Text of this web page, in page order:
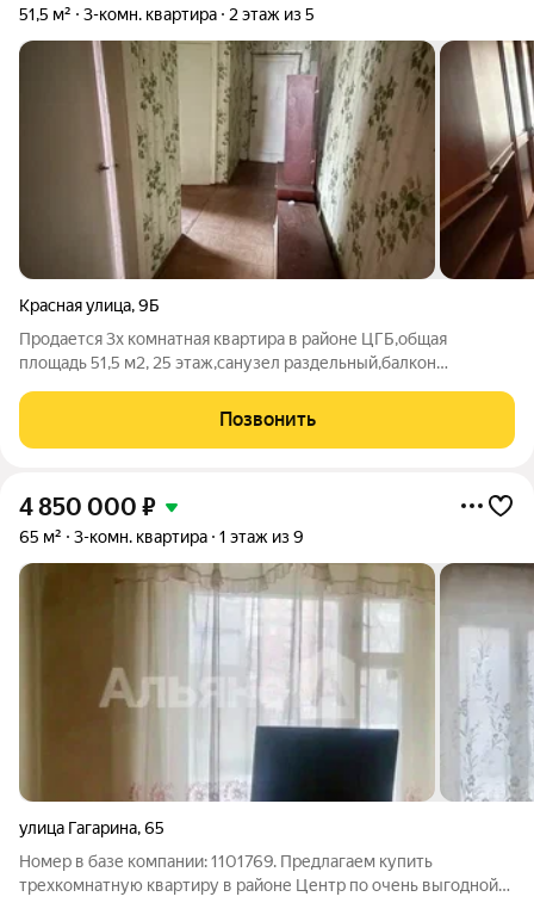
51,5 м² 3-комн. квартира 2 этаж из 5
Красная улица,9Б
Продается 3х комнатная квартира в районе ЦГБ,общая
площадь 51,5 м2, 25 этаж,санузел раздельный,балкон
Позвонить
4 850 000 ₽
65 м² 3-комн. квартира 1 этаж из 9
улица Гагарина,65
Номер в базе компании: 1101769. Предлагаем купить
трехкомнатную квартиру в районе Центр по очень выгодной